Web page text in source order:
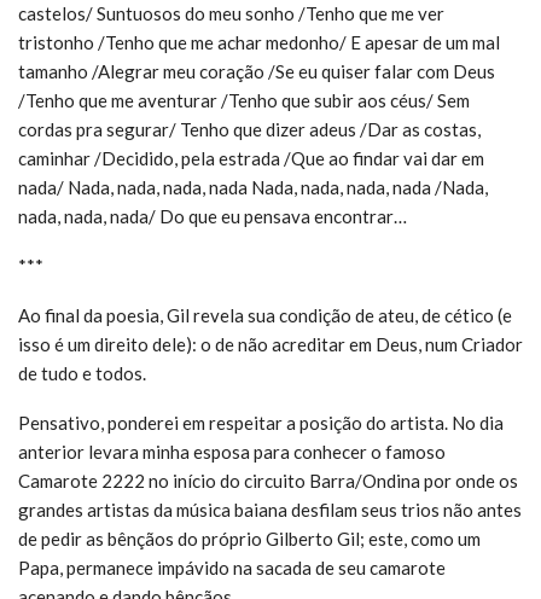
castelos/ Suntuosos do meu sonho /Tenho que me ver
tristonho /Tenho que me achar medonho/ E apesar de um mal
tamanho /Alegrar meu coração /Se eu quiser falar com Deus
/Tenho que me aventurar /Tenho que subir aos céus/ Sem
cordas pra segurar/ Tenho que dizer adeus /Dar as costas,
caminhar /Decidido, pela estrada /Que ao findar vai dar em
nada/ Nada, nada, nada, nada Nada, nada, nada, nada /Nada,
nada, nada, nada/ Do que eu pensava encontrar…
***
Ao final da poesia, Gil revela sua condição de ateu, de cético (e
isso é um direito dele): o de não acreditar em Deus, num Criador
de tudo e todos.
Pensativo, ponderei em respeitar a posição do artista. No dia
anterior levara minha esposa para conhecer o famoso
Camarote 2222 no início do circuito Barra/Ondina por onde os
grandes artistas da música baiana desfilam seus trios não antes
de pedir as bênçãos do próprio Gilberto Gil; este, como um
Papa, permanece impávido na sacada de seu camarote